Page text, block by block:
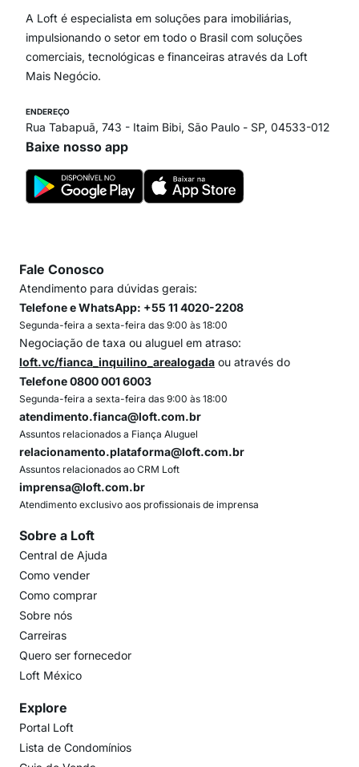
Paraíso
Itaim Bibi
A Loft é especialista em soluções para imobiliárias,
impulsionando o setor em todo o Brasil com soluções
comerciais, tecnológicas e financeiras através da Loft
Mais Negócio.
ENDEREÇO
Rua Tabapuã, 743 - Itaim Bibi, São Paulo - SP, 04533-012
Baixe nosso app
Fale Conosco
Atendimento para dúvidas gerais:
Telefone e WhatsApp: +55 11 4020-2208
Segunda-feira a sexta-feira das 9:00 às 18:00
Negociação de taxa ou aluguel em atraso:
loft.vc/fianca_inquilino_arealogada ou através do
Telefone 0800 001 6003
Segunda-feira a sexta-feira das 9:00 às 18:00
atendimento.fianca@loft.com.br
Assuntos relacionados a Fiança Aluguel
relacionamento.plataforma@loft.com.br
Assuntos relacionados ao CRM Loft
imprensa@loft.com.br
Atendimento exclusivo aos profissionais de imprensa
Sobre a Loft
Central de Ajuda
Como vender
Como comprar
Sobre nós
Carreiras
Quero ser fornecedor
Loft México
Explore
Portal Loft
Lista de Condomínios